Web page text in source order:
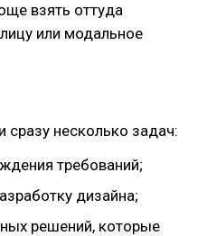
взять оттуда
или модальное
несколько задач:
требований;
дизайна;
решений, которые